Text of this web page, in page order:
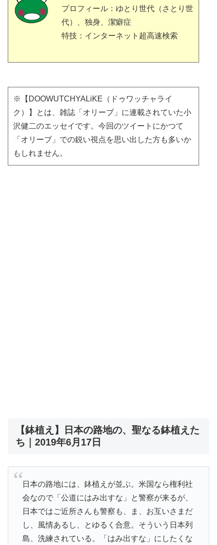
プロフィール：ゆとり世代（さとり世
代）、独身、潔癖症
特技：インターネット超高速検索
※【DOOWUTCHYALiKE（ドゥワッチャライ
ク）】とは、雑誌「オリーブ」に連載されていた小
沢健二のエッセイです。今回のツイートにかつて
「オリーブ」での鋭い視点を思い出した方も多いか
もしれません。
【鉢植え】日本の路地の、聖なる鉢植えた
ち｜2019年6月17日
日本の路地には、鉢植えが並ぶ。米国なら権利社
会なので「公道にはみ出すな」と警察が来るが、
日本ではご近所さんも警察も、ま、お互いさまだ
し、風情あるし、とゆるく合意。そういう日本列
島、洗練されている。「はみ出すな」にしたくな